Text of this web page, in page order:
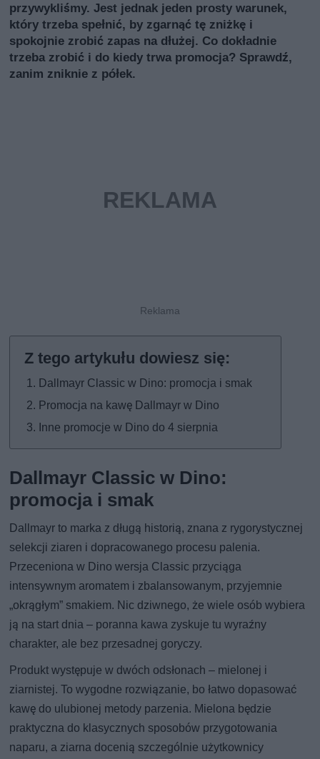
przywykliśmy. Jest jednak jeden prosty warunek,
który trzeba spełnić, by zgarnąć tę zniżkę i
spokojnie zrobić zapas na dłużej. Co dokładnie
trzeba zrobić i do kiedy trwa promocja? Sprawdź,
zanim zniknie z półek.
Dallmayr Classic w Dino: promocja i smak
Promocja na kawę Dallmayr w Dino
Inne promocje w Dino do 4 sierpnia
Dallmayr Classic w Dino:
promocja i smak
Dallmayr to marka z długą historią, znana z rygorystycznej
selekcji ziaren i dopracowanego procesu palenia.
Przeceniona w Dino wersja Classic przyciąga
intensywnym aromatem i zbalansowanym, przyjemnie
„okrągłym” smakiem. Nic dziwnego, że wiele osób wybiera
ją na start dnia – poranna kawa zyskuje tu wyraźny
charakter, ale bez przesadnej goryczy.
Produkt występuje w dwóch odsłonach – mielonej i
ziarnistej. To wygodne rozwiązanie, bo łatwo dopasować
kawę do ulubionej metody parzenia. Mielona będzie
praktyczna do klasycznych sposobów przygotowania
naparu, a ziarna docenią szczególnie użytkownicy